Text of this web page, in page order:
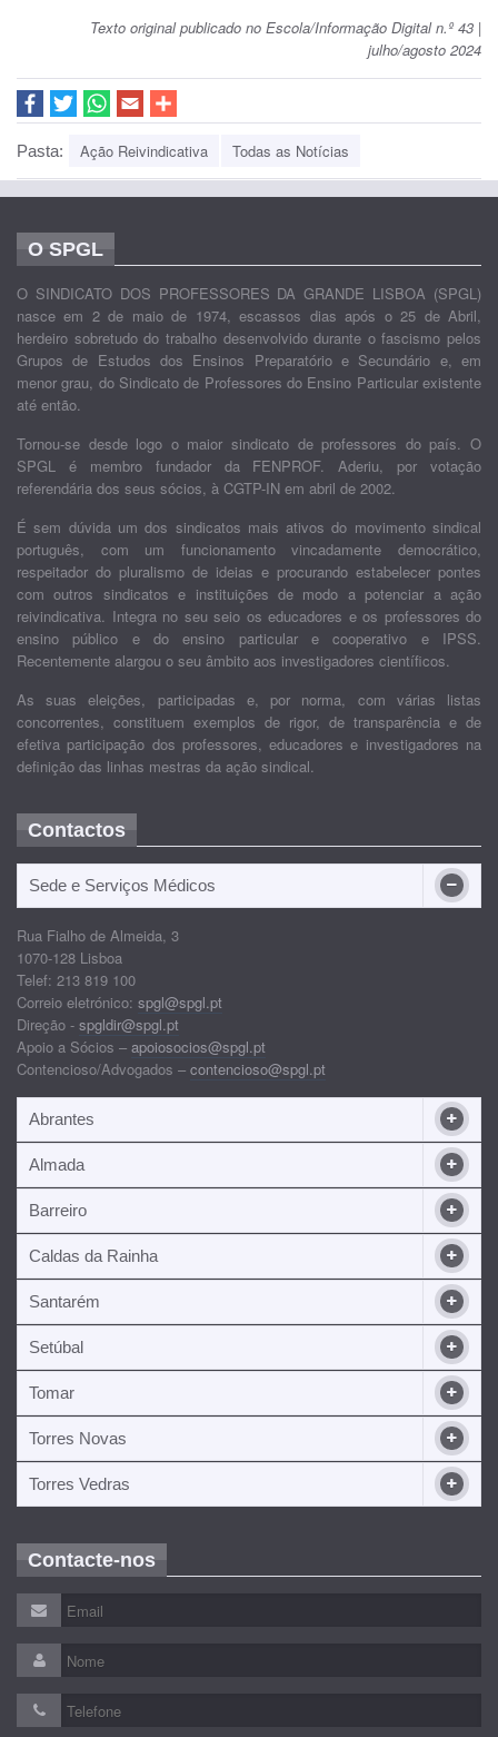
Texto original publicado no Escola/Informação Digital n.º 43 |
julho/agosto 2024
Pasta: Ação Reivindicativa Todas as Notícias
O SPGL
O SINDICATO DOS PROFESSORES DA GRANDE LISBOA (SPGL)
nasce em 2 de maio de 1974, escassos dias após o 25 de Abril,
herdeiro sobretudo do trabalho desenvolvido durante o fascismo pelos
Grupos de Estudos dos Ensinos Preparatório e Secundário e, em
menor grau, do Sindicato de Professores do Ensino Particular existente
até então.
Tornou-se desde logo o maior sindicato de professores do país. O
SPGL é membro fundador da FENPROF. Aderiu, por votação
referendária dos seus sócios, à CGTP-IN em abril de 2002.
É sem dúvida um dos sindicatos mais ativos do movimento sindical
português, com um funcionamento vincadamente democrático,
respeitador do pluralismo de ideias e procurando estabelecer pontes
com outros sindicatos e instituições de modo a potenciar a ação
reivindicativa. Integra no seu seio os educadores e os professores do
ensino público e do ensino particular e cooperativo e IPSS.
Recentemente alargou o seu âmbito aos investigadores científicos.
As suas eleições, participadas e, por norma, com várias listas
concorrentes, constituem exemplos de rigor, de transparência e de
efetiva participação dos professores, educadores e investigadores na
definição das linhas mestras da ação sindical.
Contactos
Sede e Serviços Médicos
Rua Fialho de Almeida, 3
1070-128 Lisboa
Telef: 213 819 100
Correio eletrónico: spgl@spgl.pt
Direção - spgldir@spgl.pt
Apoio a Sócios – apoiosocios@spgl.pt
Contencioso/Advogados – contencioso@spgl.pt
Abrantes
Almada
Barreiro
Caldas da Rainha
Santarém
Setúbal
Tomar
Torres Novas
Torres Vedras
Contacte-nos